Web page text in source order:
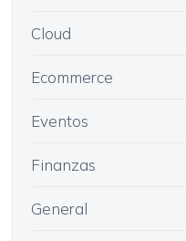
Cloud
Ecommerce
Eventos
Finanzas
General